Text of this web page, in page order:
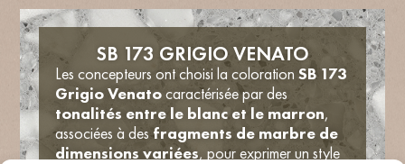
SB 173 GRIGIO VENATO
Les concepteurs ont choisi la coloration SB 173
Grigio Venatocaractérisée par des
tonalités entre le blanc et le marron,
associées à desfragments de marbre de
dimensions variées, pour exprimer un style